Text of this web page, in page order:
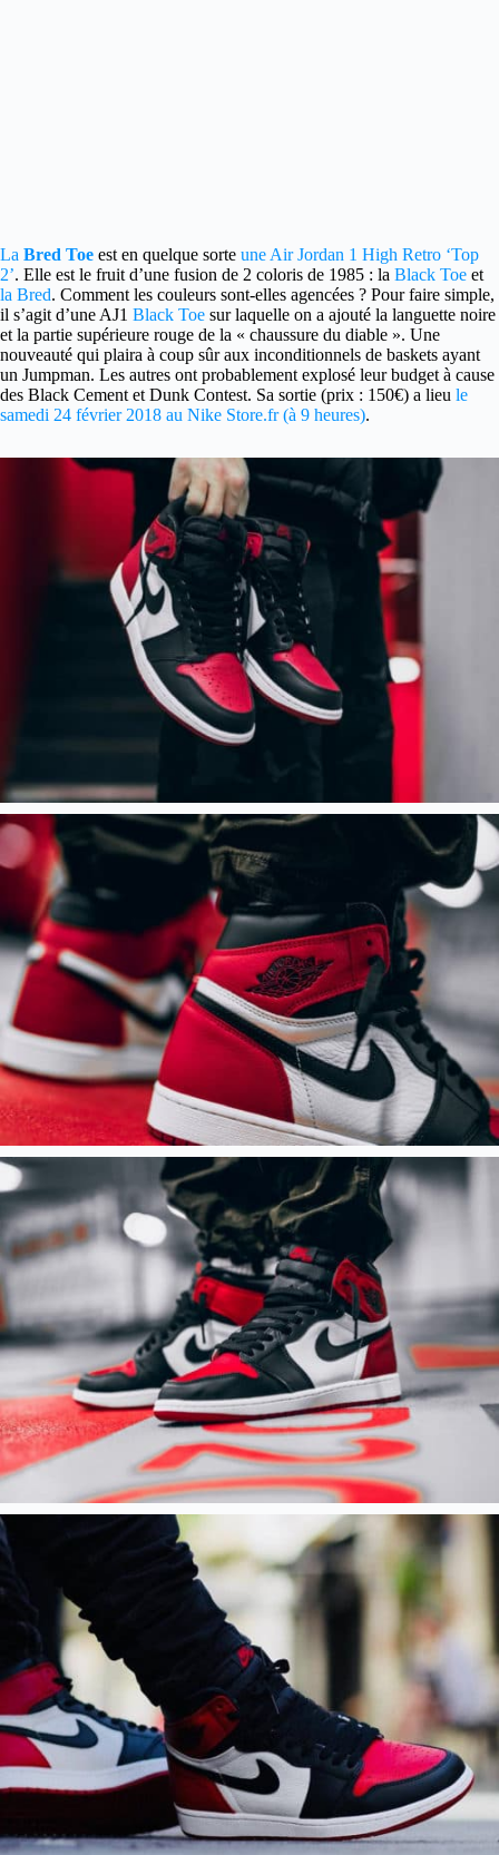
La Bred Toe est en quelque sorte une Air Jordan 1 High Retro ‘Top
2’. Elle est le fruit d’une fusion de 2 coloris de 1985 : la Black Toe et
la Bred. Comment les couleurs sont-elles agencées ? Pour faire simple,
il s’agit d’une AJ1 Black Toe sur laquelle on a ajouté la languette noire
et la partie supérieure rouge de la « chaussure du diable ». Une
nouveauté qui plaira à coup sûr aux inconditionnels de baskets ayant
un Jumpman. Les autres ont probablement explosé leur budget à cause
des Black Cement et Dunk Contest. Sa sortie (prix : 150€) a lieu le
samedi 24 février 2018 au Nike Store.fr (à 9 heures).